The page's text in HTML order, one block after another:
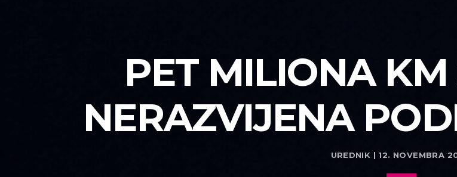
PET MILIONA
NERAZVIJENA
UREDNIK | 12. NOVEMBRA